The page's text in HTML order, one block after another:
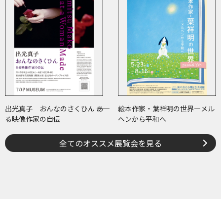
出光真子 おんなのさくひん ――あ
る映像作家の自伝
絵本作家・葉祥明の世界―メル
ヘンから平和へ
全てのオススメ展覧会を見る